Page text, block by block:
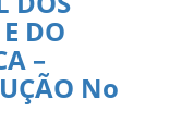
DO
–
No